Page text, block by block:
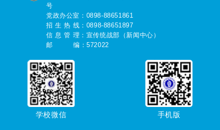
号
党政办公室：0898-88651861
招 生 热 线：0898-88651897
信 息 管 理：宣传统战部（新闻中心）
邮 编：572022
学校微信 手机版